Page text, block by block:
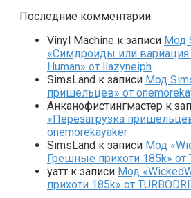
Последние комментарии:
Vinyl Machine к записи Мод
«Симдроиды или вариация
Human» от llazyneiph
SimsLand к записи Мод
пришельцев» от
Анканофистингмастер к
«Перезагрузка
onemorekayaker
SimsLand к записи Мод
Грешные прихоти 185k» от
yaтт к записи Мод
прихоти 185k» от